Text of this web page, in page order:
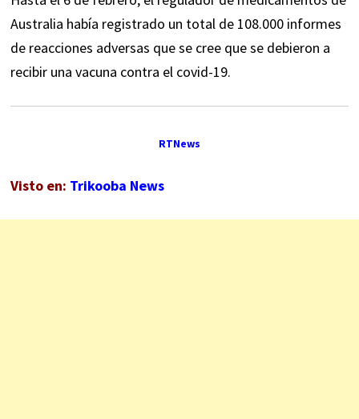
Australia había registrado un total de 108.000 informes
de reacciones adversas que se cree que se debieron a
recibir una vacuna contra el covid-19.
RTNews
Visto en: Trikooba News